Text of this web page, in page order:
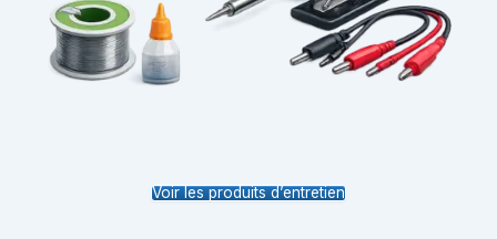
Voir les produits d’entretien